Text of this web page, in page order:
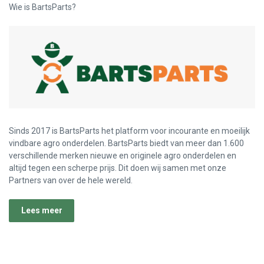
Wie is BartsParts?
Sinds 2017 is BartsParts het platform voor incourante en moeilijk
vindbare agro onderdelen. BartsParts biedt van meer dan 1.600
verschillende merken nieuwe en originele agro onderdelen en
altijd tegen een scherpe prijs. Dit doen wij samen met onze
Partners van over de hele wereld.
Lees meer